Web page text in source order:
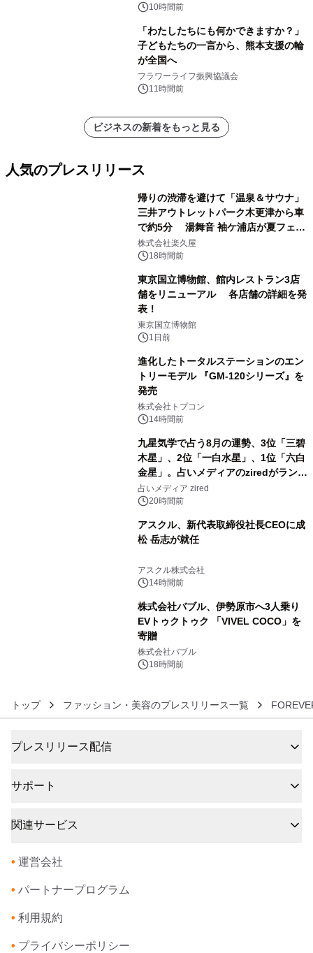
10時間前
「わたしたちにも何かできますか？」
子どもたちの一言から、熊本支援の輪
が全国へ
フラワーライフ振興協議会
11時間前
ビジネスの新着をもっと見る
人気のプレスリリース
帰りの渋滞を避けて「温泉＆サウナ」
三井アウトレットパーク木更津から車
で約5分 湯舞音 袖ケ浦店が夏フェア
メニューを提供
株式会社楽久屋
18時間前
東京国立博物館、館内レストラン3店
舗をリニューアル 各店舗の詳細を発
表！
東京国立博物館
1日前
進化したトータルステーションのエン
トリーモデル 『GM-120シリーズ』を
発売
株式会社トプコン
14時間前
九星気学で占う8月の運勢、3位「三碧
木星」、2位「一白水星」、1位「六白
金星」。占いメディアのziredがランキ
ングを発表
占いメディア zired
20時間前
アスクル、新代表取締役社長CEOに成
松 岳志が就任
アスクル株式会社
14時間前
株式会社バブル、伊勢原市へ3人乗り
EVトゥクトゥク 「VIVEL COCO」を
寄贈
株式会社バブル
18時間前
トップ ファッション・美容のプレスリリース一覧
プレスリリース配信
サポート
関連サービス
• 運営会社
• パートナープログラム
• 利用規約
• プライバシーポリシー